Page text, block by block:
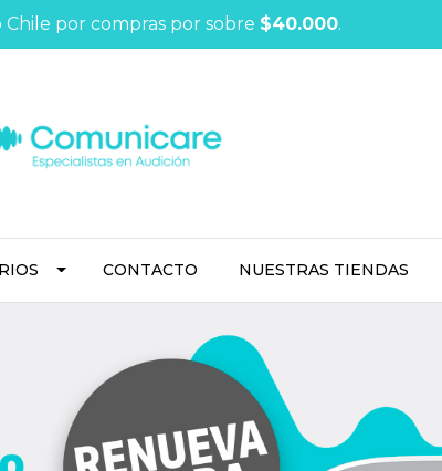
Chile por compras por sobre $40.000.
CONTACTO NUESTRAS TIENDAS